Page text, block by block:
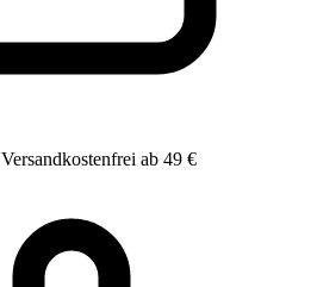
Versandkostenfrei ab 49 €